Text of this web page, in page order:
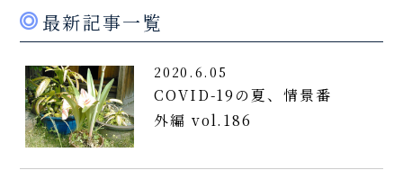
最新記事一覧
2020.6.05
COVID-19の夏、情景番
外編 vol.186